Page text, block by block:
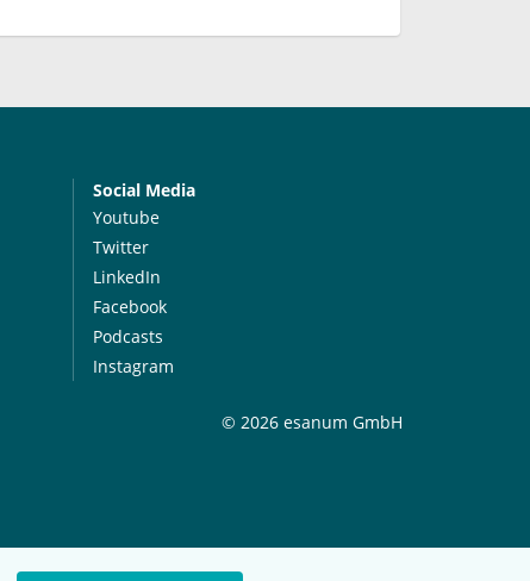
Social Media
Youtube
Twitter
LinkedIn
Facebook
Podcasts
Instagram
© 2026 esanum GmbH